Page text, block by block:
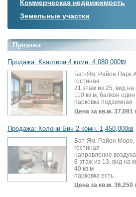
Коммерческая недвижимость
Земельные участки
Продажа
Продажа: Квартира 4 комн. 4,080,000₪
Бат-Ям, Район Парк
гостиная
21 этаж из 25, вид
110 кв.м, балкон
парковка подземная
Цена за кв.м. 37,091
Продажа: Колони Бич 2 комн. 1,450,000₪
Бат-Ям, Район Море,
гостиная
направление
8 этаж из 13, вид на
40 кв.м
парковка есть
Цена за кв.м. 36,250